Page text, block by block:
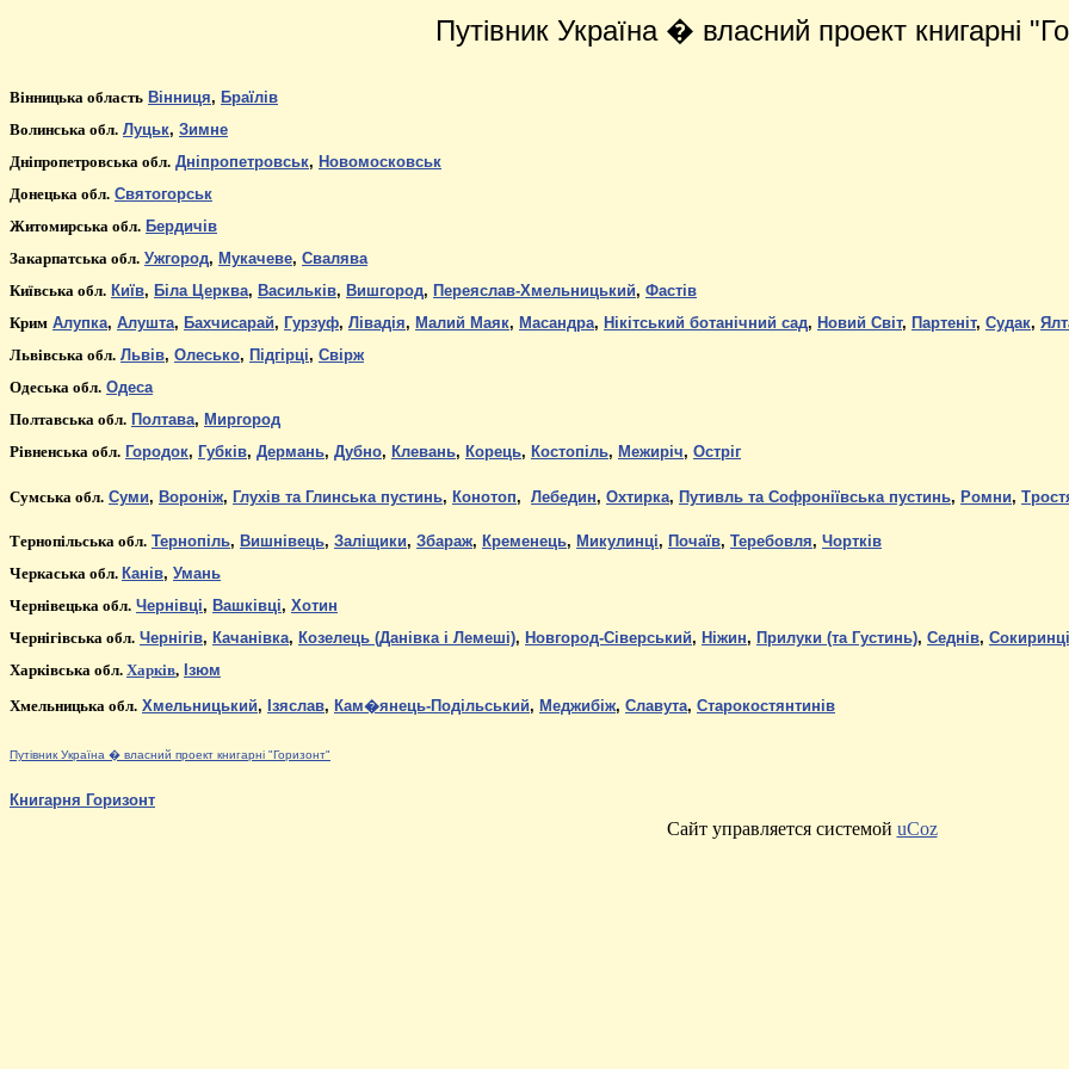
Путівник Україна � власний проект книгарні
Вінницька область Вінниця, Браїлів
Волинська обл. Луцьк, Зимне
Дніпропетровська обл. Дніпропетровськ, Новомосковськ
Донецька обл. Святогорськ
Житомирська обл. Бердичів
Закарпатська обл. Ужгород, Мукачеве, Свалява
Київська обл. Київ, Біла Церква, Васильків, Вишгород, Переяслав-Хмельницький, Фастів
Крим Алупка, Алушта, Бахчисарай, Гурзуф, Лівадія, Малий Маяк, Масандра, Нікітський ботанічний сад, Новий Світ, Партеніт, Судак,
Львівська обл. Львів, Олесько, Підгірці, Свірж
Одеська обл. Одеса
Полтавська обл. Полтава, Миргород
Рівненська обл. Городок, Губків, Дермань, Дубно, Клевань, Корець, Костопіль, Межиріч, Остріг
Сумська обл. Суми, Вороніж, Глухів та Глинська пустинь, Конотоп, Лебедин, Охтирка, Путивль та Софроніївська пустинь, Ромни,
Тернопільська обл. Тернопіль, Вишнівець, Заліщики, Збараж, Кременець, Микулинці, Почаїв, Теребовля, Чортків
Черкаська обл. Канів, Умань
Чернівецька обл. Чернівці, Вашківці, Хотин
Чернігівська обл. Чернігів, Качанівка, Козелець (Данівка і Лемеші), Новгород-Сіверський, Ніжин, Прилуки (та Густинь), Седнів, Сокиринці
Харківська обл. Харків, Ізюм
Хмельницька обл. Хмельницький, Ізяслав, Кам�янець-Подільський, Меджибіж, Славута, Старокостянтинів
Путівник Україна � власний проект книгарні "Горизонт"
Книгарня Горизонт
Сайт управляется системой uCoz